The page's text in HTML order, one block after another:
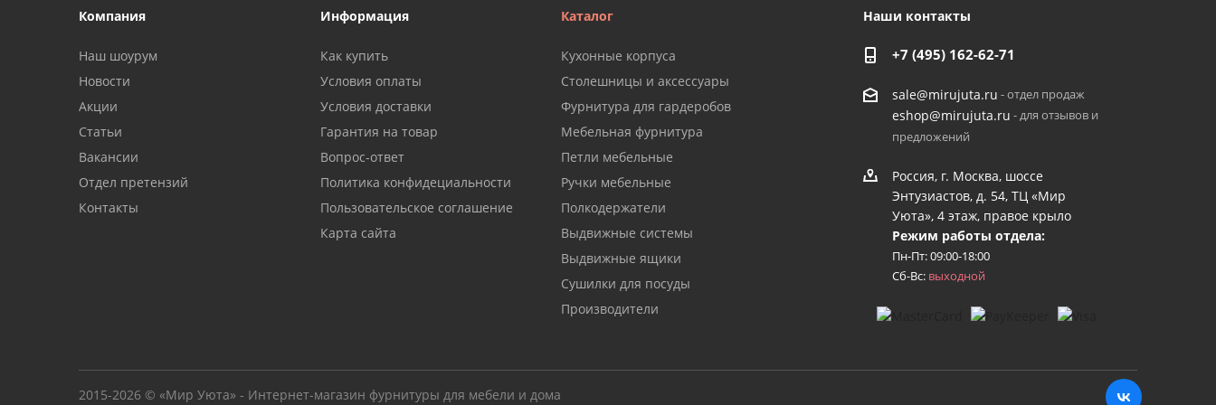
Компания
Наш шоурум
Новости
Акции
Статьи
Вакансии
Отдел претензий
Контакты
Информация
Как купить
Условия оплаты
Условия доставки
Гарантия на товар
Вопрос-ответ
Политика конфидециальности
Пользовательское соглашение
Карта сайта
Каталог
Кухонные корпуса
Столешницы и аксессуары
Фурнитура для гардеробов
Мебельная фурнитура
Петли мебельные
Ручки мебельные
Полкодержатели
Выдвижные системы
Выдвижные ящики
Сушилки для посуды
Производители
Наши контакты
+7 (495) 162-62-71
sale@mirujuta.ru - отдел продаж
eshop@mirujuta.ru - для отзывов и
предложений
Россия, г. Москва, шоссе
Энтузиастов, д. 54, ТЦ «Мир
Уюта», 4 этаж, правое крыло
Режим работы отдела:
Пн-Пт: 09:00-18:00
Сб-Вс: выходной
2015-2026 © «Мир Уюта» - Интернет-магазин фурнитуры для мебели и дома